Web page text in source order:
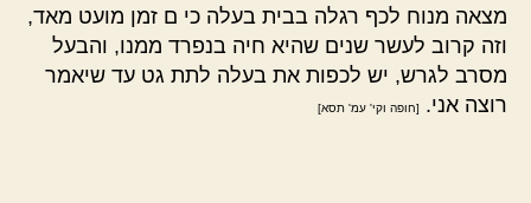
מצאה מנוח לכף רגלה בבית בעלה כי ם זמן מועט מאד,
וזה קרוב לעשר שנים שהיא חיה בנפרד ממנו, והבעל
מסרב לגרש, יש לכפות את בעלה לתת גט עד שיאמר
רוצה אני.
[חופה וקי' עמ' תסא]